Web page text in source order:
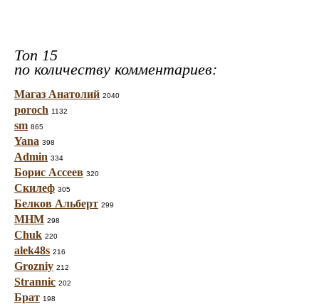
Топ 15
по количеству комментариев:
Магаз Анатолий 2040
poroch 1132
sm 865
Yana 398
Admin 334
Борис Ассеев 320
Скилеф 305
Белков Альберт 299
МНМ 298
Chuk 220
alek48s 216
Grozniy 212
Strannic 202
Брат 198